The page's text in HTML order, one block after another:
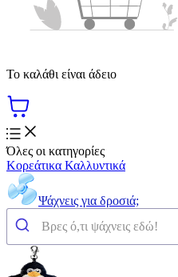
Το καλάθι είναι άδειο
Όλες οι κατηγορίες
Κορεάτικα Καλλυντικά
Ψάχνεις για δροσιά;